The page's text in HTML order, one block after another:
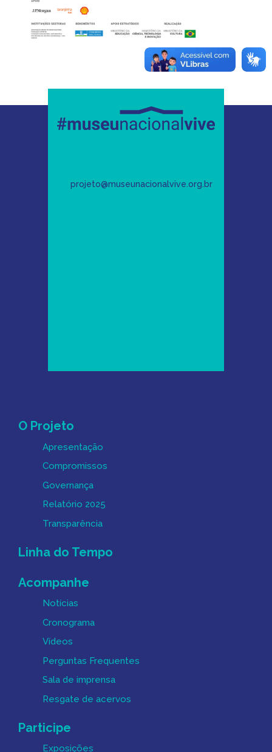
projeto@museunacionalvive.org.br
Mapa do Site
O Projeto
Apresentação
Compromissos
Governança
Relatório 2025
Transparência
Linha do Tempo
Acompanhe
Notícias
Cronograma
Vídeos
Perguntas Frequentes
Sala de imprensa
Resgate de acervos
Participe
Exposições